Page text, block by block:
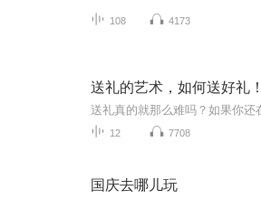
108 4173
送礼的艺术，如何送好礼！
12 7708
国庆去哪儿玩